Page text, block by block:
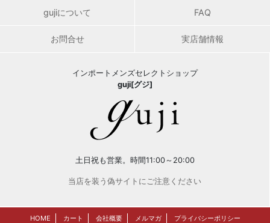
gujiについて FAQ
お問合せ 実店舗情報
インポートメンズセレクトショップ
guji[グジ]
土日祝も営業。時間11:00～20:00
当店を装う偽サイトにご注意ください
HOME カート 会社概要 メルマガ プライバシーポリシー